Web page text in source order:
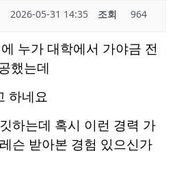
2026-05-31 14:35 조회 964
누가 대학에서 가야금 전
했는데
하네요
하는데 혹시 이런 경력 가
슨 받아본 경험 있으신가